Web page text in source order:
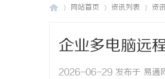
网站首页 资讯列表 资
企业多电脑远
2026-06-29 发布于 易通